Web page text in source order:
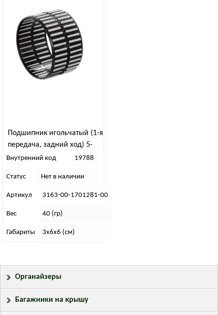
Подшипник игольчатый (1-я
передача, задний ход) 5-
ступ “Даймос”
Внутренний код 19788
Статус Нет в наличии
Артикул 3163-00-1701281-00
Вес 40 (гр)
Габариты 3х6х6 (см)
Органайзеры
Багажники на крышу